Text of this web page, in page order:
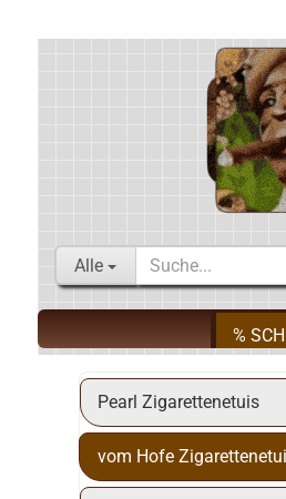
Alle
%
Pearl Zigarettenetuis
vom Hofe